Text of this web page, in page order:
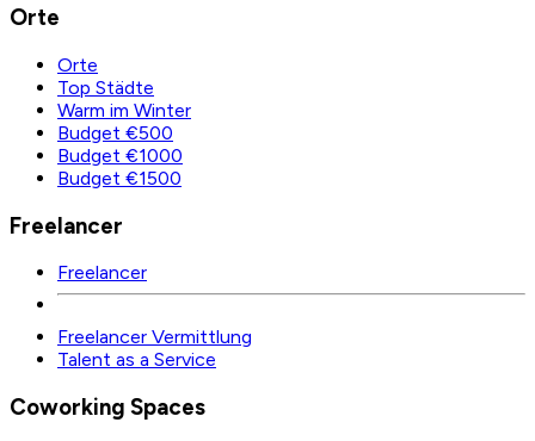
Orte
Orte
Top Städte
Warm im Winter
Budget €500
Budget €1000
Budget €1500
Freelancer
Freelancer
Freelancer Vermittlung
Talent as a Service
Coworking Spaces